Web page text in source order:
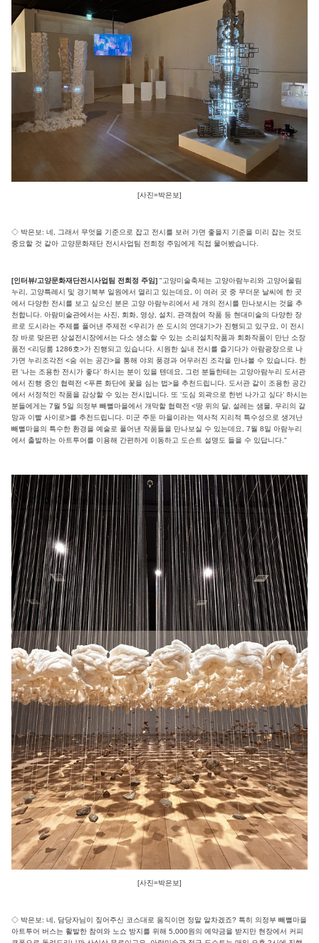
[사진=박은보]
◇ 박은보: 네, 그래서 무엇을 기준으로 잡고 전시를 보러 가면 좋을지 기준을 미리 잡는 것도
중요할 것 같아 고양문화재단 전시사업팀 전희정 주임에게 직접 물어봤습니다.
[인터뷰/고양문화재단전시사업팀 전희정 주임] "고양미술축제는 고양아람누리와 고양어울림
누리, 고양특례시 및 경기북부 일원에서 열리고 있는데요, 이 여러 곳 중 무더운 날씨에 한 곳
에서 다양한 전시를 보고 싶으신 분은 고양 아람누리에서 세 개의 전시를 만나보시는 것을 추
천합니다. 아람미술관에서는 사진, 회화, 영상, 설치, 관객참여 작품 등 현대미술의 다양한 장
르로 도시라는 주제를 풀어낸 주제전 <우리가 쓴 도시의 연대기>가 진행되고 있구요, 이 전시
장 바로 맞은편 상설전시장에서는 다소 생소할 수 있는 소리설치작품과 회화작품이 만난 소장
품전 <리딩룸 1286호>가 진행되고 있습니다. 시원한 실내 전시를 즐기다가 아람광장으로 나
가면 누리조각전 <숨 쉬는 공간>을 통해 야외 풍경과 어우러진 조각을 만나볼 수 있습니다. 한
편 ‘나는 조용한 전시가 좋다’ 하시는 분이 있을 텐데요, 그런 분들한테는 고양아람누리 도서관
에서 진행 중인 협력전 <푸른 화단에 꽃을 심는 법>을 추천드립니다. 도서관 같이 조용한 공간
에서 서정적인 작품을 감상할 수 있는 전시입니다. 또 ‘도심 외곽으로 한번 나가고 싶다’ 하시는
분들에게는 7월 5일 의정부 빼뻘마을에서 개막할 협력전 <땅 위의 달, 설레는 샘물, 우리의 갈
망과 이빨 사이로>를 추천드립니다. 미군 주둔 마을이라는 역사적 지리적 특수성으로 생겨난
빼뻘마을의 특수한 환경을 예술로 풀어낸 작품들을 만나보실 수 있는데요, 7월 8일 아람누리
에서 출발하는 아트투어를 이용해 간편하게 이동하고 도슨트 설명도 들을 수 있답니다."
[사진=박은보]
◇ 박은보: 네, 담당자님이 짚어주신 코스대로 움직이면 정말 알차겠죠? 특히 의정부 빼뻘마을
아트투어 버스는 활발한 참여와 노쇼 방지를 위해 5,000원의 예약금을 받지만 현장에서 커피